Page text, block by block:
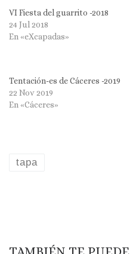
VI Fiesta del guarrito -2018
24 Jul 2018
En «eXcapadas»
Tentación-es de Cáceres -2019
22 Nov 2019
En «Cáceres»
tapa